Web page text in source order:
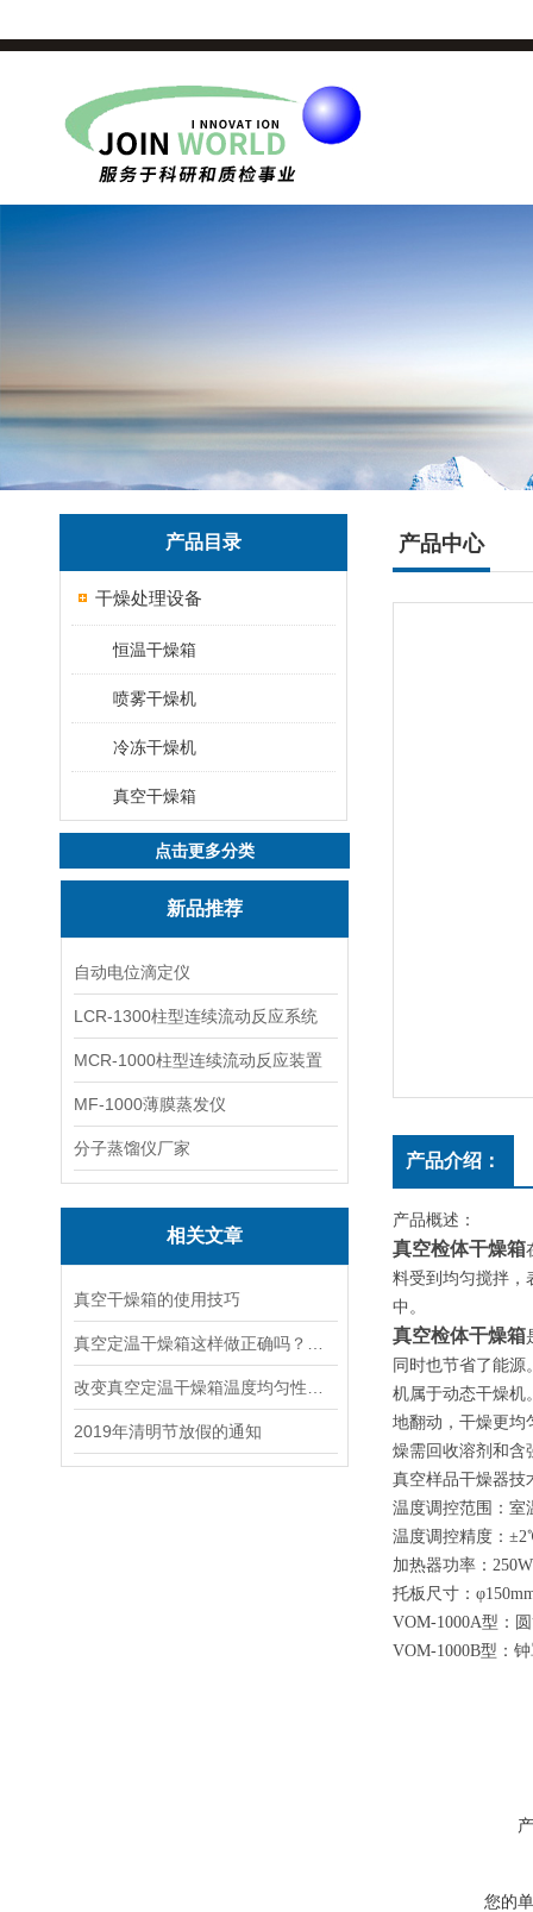
产品目录
干燥处理设备
恒温干燥箱
喷雾干燥机
冷冻干燥机
真空干燥箱
点击更多分类
新品推荐
自动电位滴定仪
LCR-1300柱型连续流动反应系统
MCR-1000柱型连续流动反应装置
MF-1000薄膜蒸发仪
分子蒸馏仪厂家
相关文章
真空干燥箱的使用技巧
2019年清明节放假的通知
产品中心
产品介绍：
产品概述：
真空检体干燥箱
料受到均匀搅拌，
中。
真空检体干燥箱
同时也节省了能
机属于动态干燥机
地翻动，干燥更均
燥需回收溶剂和含
真空样品干燥器技
温度调控范围：室
温度调控精度：
加热器功率：250W
托板尺寸：
VOM-1000A型：
VOM-1000B型：
您的